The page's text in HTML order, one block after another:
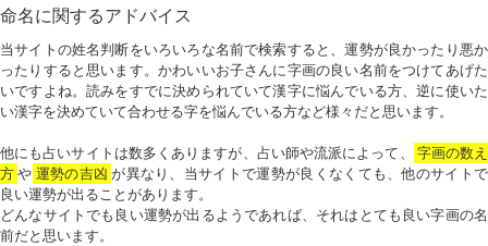
命名に関するアドバイス
当サイトの姓名判断をいろいろな名前で検索すると、運勢が良かったり悪か
ったりすると思います。かわいいお子さんに字画の良い名前をつけてあげた
いですよね。読みをすでに決められていて漢字に悩んでいる方、逆に使いた
い漢字を決めていて合わせる字を悩んでいる方など様々だと思います。
他にも占いサイトは数多くありますが、占い師や流派によって、
字画の数え
方 や 運勢の吉凶 が異なり、当サイトで運勢が良くなくても、他のサイトで
良い運勢が出ることがあります。
どんなサイトでも良い運勢が出るようであれば、それはとても良い字画の名
前だと思います。